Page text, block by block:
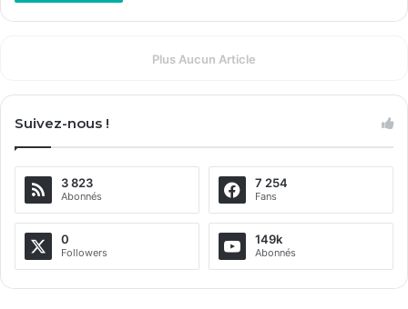
Plus Aucun Article
Suivez-nous !
3 823
Abonnés
7 254
Fans
0
Followers
149k
Abonnés